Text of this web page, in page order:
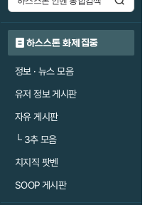
하스스톤 화제 집중
정보 · 뉴스 모음
유저 정보 게시판
자유 게시판
└3추 모음
치지직 팟벤
SOOP 게시판